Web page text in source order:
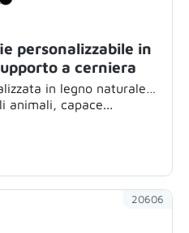
personalizzabile in
a cerniera
in legno naturale
animali, capace...
20606